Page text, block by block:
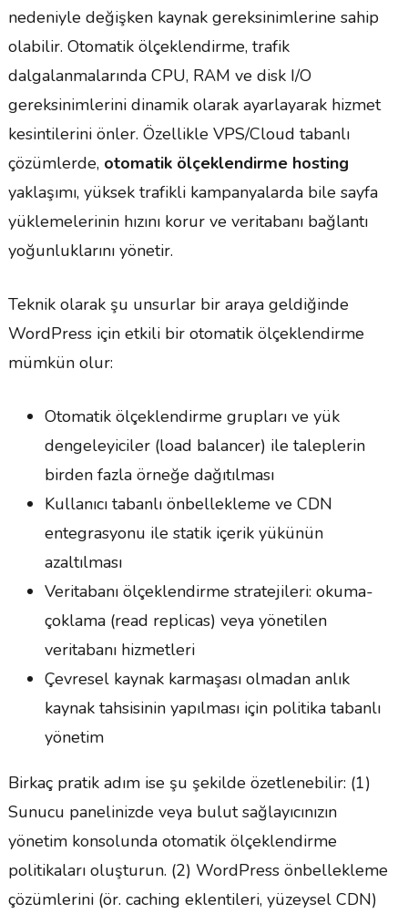
nedeniyle değişken kaynak gereksinimlerine sahip
olabilir. Otomatik ölçeklendirme, trafik
dalgalanmalarında CPU, RAM ve disk I/O
gereksinimlerini dinamik olarak ayarlayarak hizmet
kesintilerini önler. Özellikle VPS/Cloud tabanlı
çözümlerde, otomatik ölçeklendirme hosting
yaklaşımı, yüksek trafikli kampanyalarda bile sayfa
yüklemelerinin hızını korur ve veritabanı bağlantı
yoğunluklarını yönetir.
Teknik olarak şu unsurlar bir araya geldiğinde
WordPress için etkili bir otomatik ölçeklendirme
mümkün olur:
Otomatik ölçeklendirme grupları ve yük
dengeleyiciler (load balancer) ile taleplerin
birden fazla örneğe dağıtılması
Kullanıcı tabanlı önbellekleme ve CDN
entegrasyonu ile statik içerik yükünün
azaltılması
Veritabanı ölçeklendirme stratejileri: okuma-
çoklama (read replicas) veya yönetilen
veritabanı hizmetleri
Çevresel kaynak karmaşası olmadan anlık
kaynak tahsisinin yapılması için politika tabanlı
yönetim
Birkaç pratik adım ise şu şekilde özetlenebilir: (1)
Sunucu panelinizde veya bulut sağlayıcınızın
yönetim konsolunda otomatik ölçeklendirme
politikaları oluşturun. (2) WordPress önbellekleme
çözümlerini (ör. caching eklentileri, yüzeysel CDN)